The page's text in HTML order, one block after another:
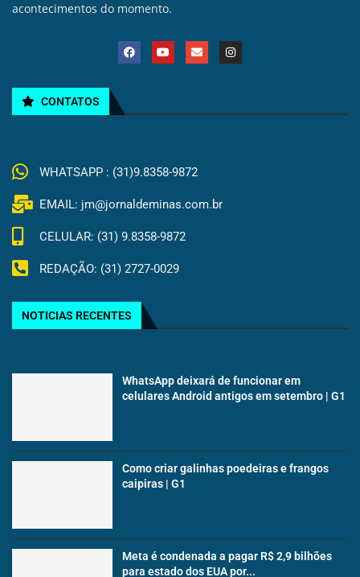
acontecimentos do momento.
CONTATOS
WHATSAPP : (31)9.8358-9872
EMAIL: jm@jornaldeminas.com.br
CELULAR: (31) 9.8358-9872
REDAÇÃO: (31) 2727-0029
NOTICIAS RECENTES
WhatsApp deixará de funcionar em
celulares Android antigos em setembro | G1
Como criar galinhas poedeiras e frangos
caipiras | G1
Meta é condenada a pagar R$ 2,9 bilhões
para estado dos EUA por...